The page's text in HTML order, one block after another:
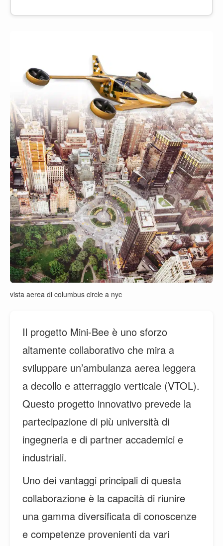
vista aerea di columbus circle a nyc
Il progetto Mini-Bee è uno sforzo
altamente collaborativo che mira a
sviluppare un’ambulanza aerea leggera
a decollo e atterraggio verticale (VTOL).
Questo progetto innovativo prevede la
partecipazione di più università di
ingegneria e di partner accademici e
industriali.
Uno dei vantaggi principali di questa
collaborazione è la capacità di riunire
una gamma diversificata di conoscenze
e competenze provenienti da vari